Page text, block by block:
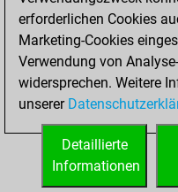
Erstickte Matts
Türme auf der
STARTSEITE
erforderlichen Cookies
Marketing-Cookies
Verwendung von
widersprechen. Weitere
unserer
Detaillierte
Informationen